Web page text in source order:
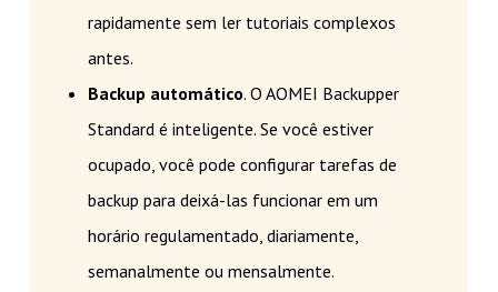
rapidamente sem ler tutoriais complexos
antes.
Backup automático. O AOMEI Backupper
Standard é inteligente. Se você estiver
ocupado, você pode configurar tarefas de
backup para deixá-las funcionar em um
horário regulamentado, diariamente,
semanalmente ou mensalmente.